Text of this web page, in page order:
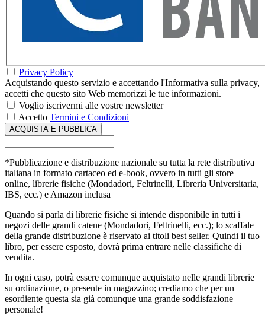
Privacy Policy
Acquistando questo servizio e accettando l'Informativa sulla privacy,
accetti che questo sito Web memorizzi le tue informazioni.
Voglio iscrivermi alle vostre newsletter
Accetto Termini e Condizioni
*Pubblicazione e distribuzione nazionale su tutta la rete distributiva
italiana in formato cartaceo ed e-book, ovvero in tutti gli store
online, librerie fisiche (Mondadori, Feltrinelli, Libreria Universitaria,
IBS, ecc.) e Amazon inclusa
Quando si parla di librerie fisiche si intende disponibile in tutti i
negozi delle grandi catene (Mondadori, Feltrinelli, ecc.); lo scaffale
della grande distribuzione è riservato ai titoli best seller. Quindi il tuo
libro, per essere esposto, dovrà prima entrare nelle classifiche di
vendita.
In ogni caso, potrà essere comunque acquistato nelle grandi librerie
su ordinazione, o presente in magazzino; crediamo che per un
esordiente questa sia già comunque una grande soddisfazione
personale!